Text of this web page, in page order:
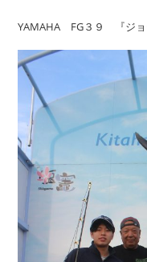
YAMAHA FG３９ 『ジョ